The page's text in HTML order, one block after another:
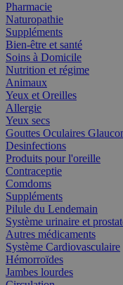
Pharmacie
Naturopathie
Suppléments
Bien-être et santé
Soins à Domicile
Nutrition et régime
Animaux
Yeux et Oreilles
Allergie
Yeux secs
Gouttes Oculaires
Desinfections
Produits pour l'oreille
Contraceptie
Comdoms
Suppléments
Pilule du Lendemain
Système urinaire et
Autres médicaments
Système Cardiovasculaire
Hémorroïdes
Jambes lourdes